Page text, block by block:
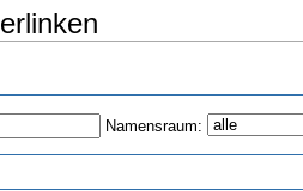
Namensraum: